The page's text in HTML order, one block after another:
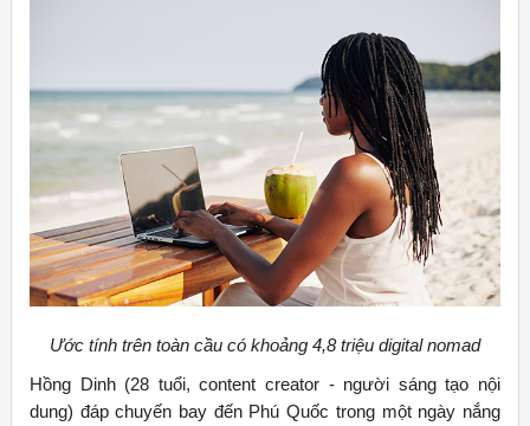
Ước tính trên toàn cầu có khoảng 4,8 triệu digital nomad
Hồng Dinh (28 tuổi, content creator - người sáng tạo nội
dung) đáp chuyến bay đến Phú Quốc trong một ngày nắng